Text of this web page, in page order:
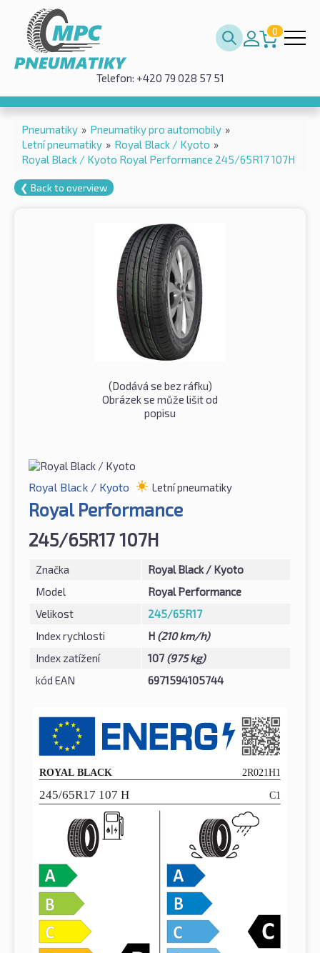
0
Telefon: +420 79 028 57 51
Pneumatiky » Pneumatiky pro automobily »
Letní pneumatiky » Royal Black / Kyoto »
Royal Black / Kyoto Royal Performance 245/65R17 107H
❮ Back to overview
(Dodává se bez ráfku)
Obrázek se může lišit od
popisu
Royal Black / Kyoto Letní pneumatiky
Royal Performance
245/65R17 107H
Značka
Royal Black / Kyoto
Model
Royal Performance
Velikost
245/65R17
Index rychlosti
H (210 km/h)
Index zatížení
107 (975 kg)
kód EAN
6971594105744